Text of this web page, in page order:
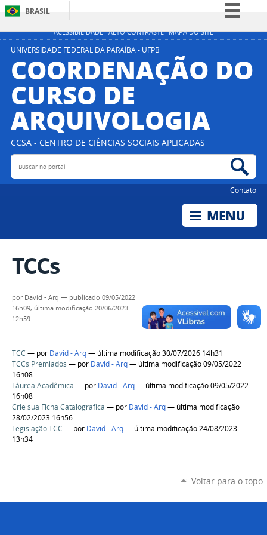
ACESSIBILIDADE ALTO CONTRASTE MAPA DO SITE
BRASIL
Simplifique!
Participe
Acesso à informação
Canais
UNIVERSIDADE FEDERAL DA PARAÍBA - UFPB
COORDENAÇÃO DO
CURSO DE
ARQUIVOLOGIA
CCSA - CENTRO DE CIÊNCIAS SOCIAIS APLICADAS
Buscar no portal
Contato
TCCs
por David - Arq — publicado 09/05/2022
16h09, última modificação 20/06/2023
12h59
TCC — por David - Arq— última modificação 30/07/2026 14h31
TCCs Premiados — por David - Arq— última modificação 09/05/2022
16h08
Láurea Acadêmica — por David - Arq— última modificação 09/05/2022
16h08
Crie sua Ficha Catalografica — por David - Arq— última modificação
28/02/2023 16h56
Legislação TCC — por David - Arq— última modificação 24/08/2023
13h34
Voltar para o topo